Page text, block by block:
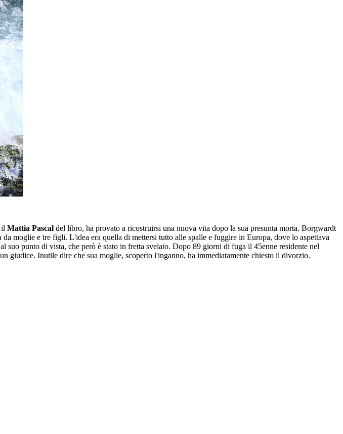
il Mattia Pascal del libro, ha provato a ricostruirsi una nuova vita dopo la sua presunta morta. Borgwardt
moglie e tre figli. L'idea era quella di mettersi tutto alle spalle e fuggire in Europa, dove lo aspettava
suo punto di vista, che però è stato in fretta svelato. Dopo 89 giorni di fuga il 45enne residente nel
giudice. Inutile dire che sua moglie, scoperto l'inganno, ha immediatamente chiesto il divorzio.